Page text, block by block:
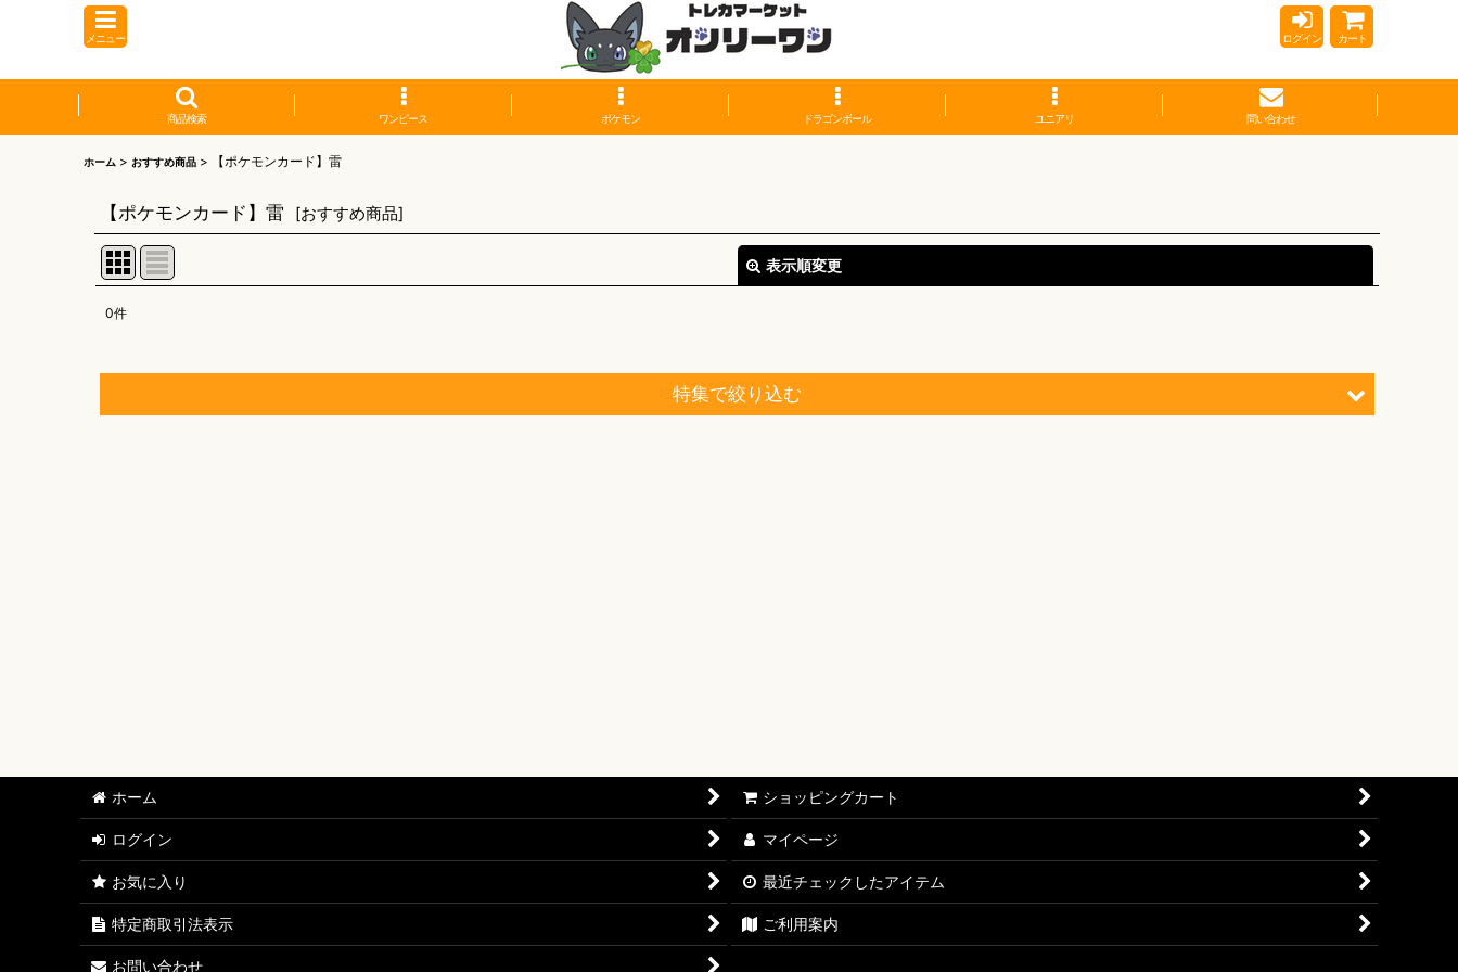
メニュー ログイン カート
商品検索 ワンピース ポケモン ドラゴンボール ユニアリ 問い合わせ
ホーム > おすすめ商品 > 【ポケモンカード】雷
【ポケモンカード】雷 [おすすめ商品]
表示順変更
0件
特集で絞り込む
【ワンピースカード】エクストラブースター ONE PIECE Heroines Edition【EB-03】
【ワンピースカード】ブースターパック 受け継がれる意志【OP-13】
【ワンピースカード】プレミアムブースター ONE PIECE CARD THE BEST vol.2【PRB-02】
【ワンピースカード】ブースターパック 師弟の絆【OP-12】
【ワンピースカード】ブースターパック 神速の拳【OP-11】
ホーム ショッピングカート
ログイン マイページ
お気に入り 最近チェックしたアイテム
特定商取引法表示 ご利用案内
お問い合わせ